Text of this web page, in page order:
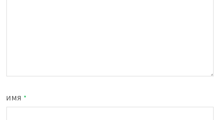
ИМЯ *